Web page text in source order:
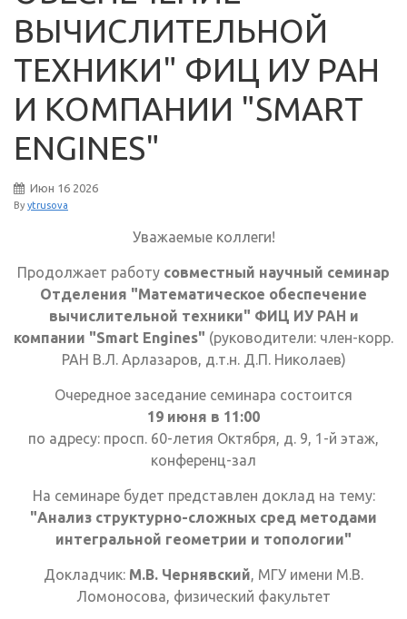
ВЫЧИСЛИТЕЛЬНОЙ
ТЕХНИКИ" ФИЦ ИУ РАН
И КОМПАНИИ "SMART
ENGINES"
Июн 16 2026
By ytrusova
Уважаемые коллеги!
Продолжает работу совместный научный семинар
Отделения "Математическое обеспечение
вычислительной техники" ФИЦ ИУ РАН и
компании "Smart Engines" (руководители: член-корр.
РАН В.Л. Арлазаров, д.т.н. Д.П. Николаев)
Очередное заседание семинара состоится
19 июня в 11:00
по адресу: просп. 60-летия Октября, д. 9, 1-й этаж,
конференц-зал
На семинаре будет представлен доклад на тему:
"Анализ структурно-сложных сред методами
интегральной геометрии и топологии"
Докладчик: М.В. Чернявский, МГУ имени М.В.
Ломоносова, физический факультет